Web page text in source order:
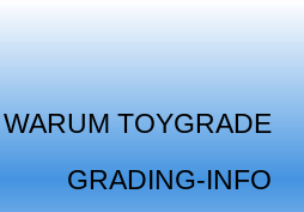
WARUM TOYGRADE
GRADING-INFO